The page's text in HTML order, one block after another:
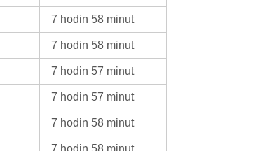
7 hodin 58 minut
7 hodin 58 minut
7 hodin 57 minut
7 hodin 57 minut
7 hodin 58 minut
7 hodin 58 minut